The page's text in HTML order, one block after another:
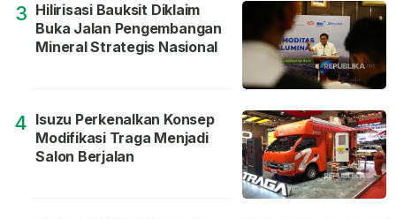
3 Hilirisasi Bauksit Diklaim
Buka Jalan Pengembangan
Mineral Strategis Nasional
4 Isuzu Perkenalkan Konsep
Modifikasi Traga Menjadi
Salon Berjalan